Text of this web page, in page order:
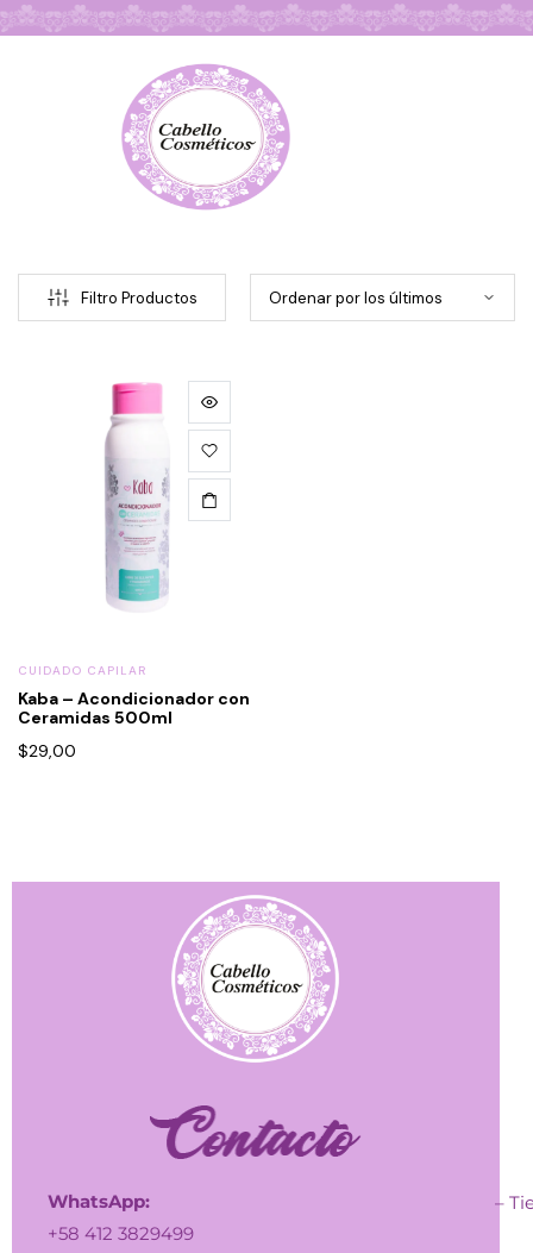
Filtro Productos
CUIDADO CAPILAR
Kaba – Acondicionador con
Ceramidas 500ml
$29,00
WhatsApp:
+58 412 3829499
–